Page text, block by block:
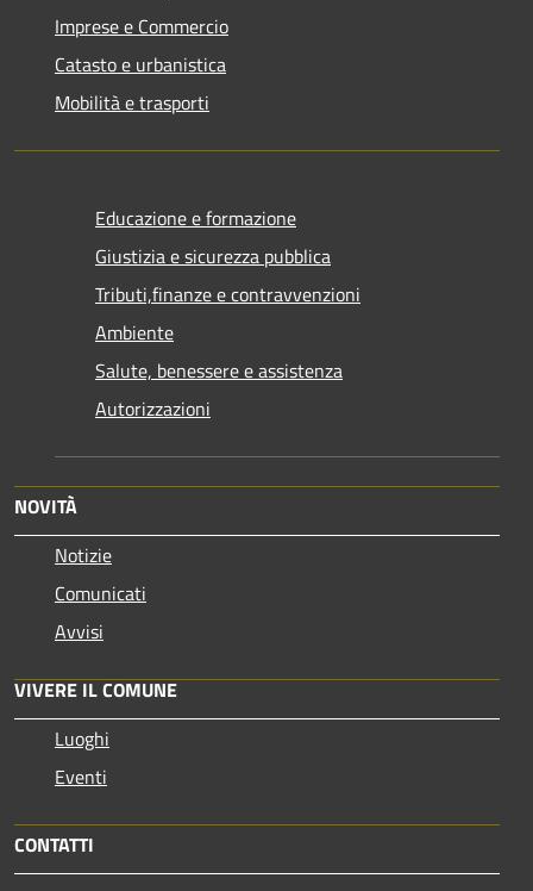
Imprese e Commercio
Catasto e urbanistica
Mobilità e trasporti
Educazione e formazione
Giustizia e sicurezza pubblica
Tributi,finanze e contravvenzioni
Ambiente
Salute, benessere e assistenza
Autorizzazioni
NOVITÀ
Notizie
Comunicati
Avvisi
VIVERE IL COMUNE
Luoghi
Eventi
CONTATTI